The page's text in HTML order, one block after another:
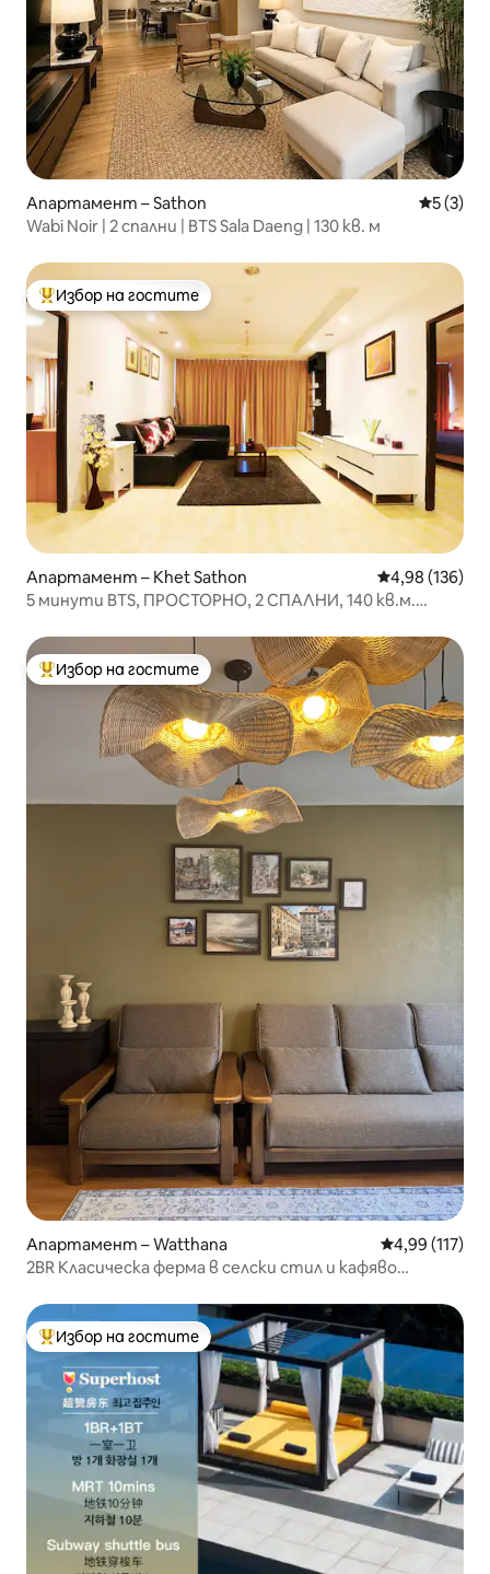
Апартамент – Sathon Средна
5 (3)
Wabi Noir | 2 спални | BTS Sala Daeng | 130 кв. м
Най-популярен избор на гостите
Избор на гостите
Апартамент – Khet Sathon Средна
4,98 (136)
5 минути BTS, ПРОСТОРНО, 2 СПАЛНИ, 140 кв.м.
Най-популярен избор на гостите
Избор на гостите
Апартамент – Watthana Средна
4,99 (117)
2BR Класическа ферма в селски стил и кафяво
Най-популярен избор на гостите
Избор на гостите